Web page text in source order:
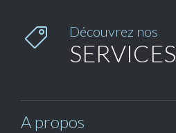
 Découvrez nos
SERVICES
A propos